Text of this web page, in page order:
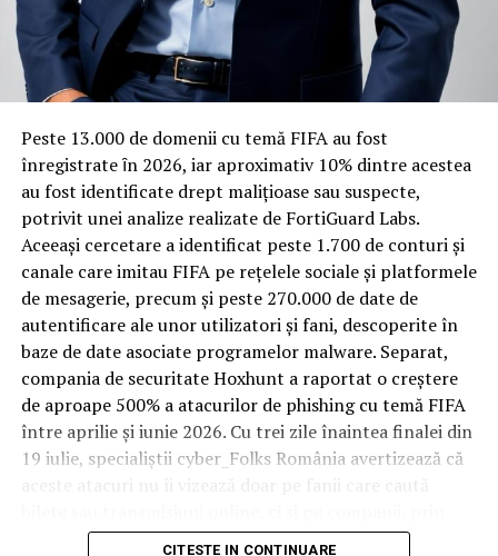
Rotația rapidă a oaspeților cere
materiale rezistente
Spre diferență de o locuință obișnuită, o cameră de hotel
trece printr-un ciclu de utilizare intensă: oaspeți diferiți,
bagaje trase pe roți, curățenie zilnică, uneori mai multe
rezervări consecutive în aceeași săptămână. Această
frecvență ridicată de utilizare pune presiune reală pe
orice suprafață, iar pardoseala este printre primele
elemente afectate vizibil, mai ales în zona din jurul
patului și a ușii de acces.
În etapa de renovare sau construcție, administratorii
care iau în calcul mocheta trafic intens
pentru zonele
cu rotație mare reduc riscul de uzură prematură și de
decolorare vizibilă în punctele de trecere frecventă. Este
o decizie care ține mai puțin de stil și mai mult de
după primele sezoane de utilizare intensă.
Peste 13.000 de domenii cu temă FIFA au fost
înregistrate ȋn 2026, iar aproximativ 10% dintre acestea
au fost identificate drept malițioase sau suspecte,
potrivit unei analize realizate de FortiGuard Labs.
Aceeași cercetare a identificat peste 1.700 de conturi și
canale care imitau FIFA pe rețelele sociale și platformele
de mesagerie, precum și peste 270.000 de date de
autentificare ale unor utilizatori și fani, descoperite în
baze de date asociate programelor malware. Separat,
compania de securitate Hoxhunt a raportat o creștere
de aproape 500% a atacurilor de phishing cu temă FIFA
între aprilie și iunie 2026. Cu trei zile înaintea finalei din
19 iulie, specialiștii cyber_Folks România avertizează că
conturile, dispozitivele și infrastructura digitală
CITESTE IN CONTINUARE